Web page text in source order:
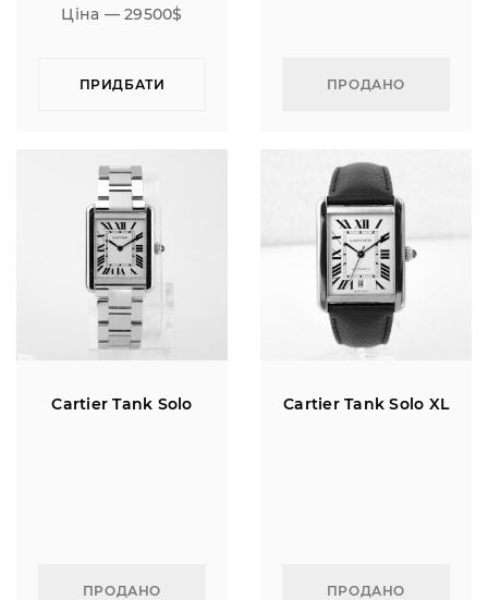
Ціна — 29500$
ПРИДБАТИ ПРОДАНО
Cartier Tank Solo
ПРОДАНО
Cartier Tank Solo XL
ПРОДАНО